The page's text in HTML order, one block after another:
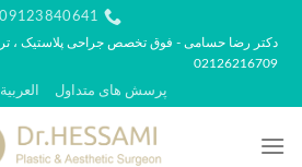
محتوا
09123840641
دکتر رضا حسامی - فوق تخصص جراحی پلاستیک ،
02126216709
پرسش های متداول العربية